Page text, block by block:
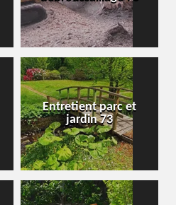
Entretient parc et
jardin 73